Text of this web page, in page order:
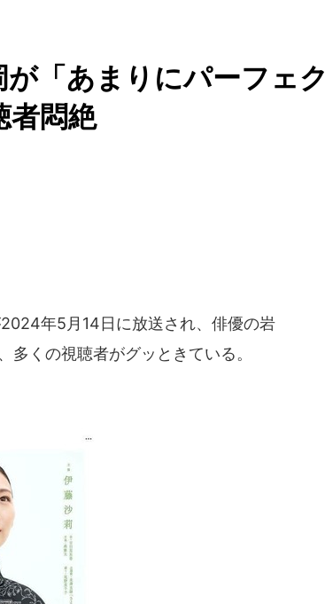
「あまりにパーフェク
者悶絶
年5月14日に放送され、俳優の岩
多くの視聴者がグッときている。